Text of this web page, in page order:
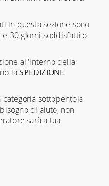
in questa sezione sono
e 30 giorni soddisfatti o
all'interno della
laSPEDIZIONE
sottopentola
di aiuto, non
sarà a tua